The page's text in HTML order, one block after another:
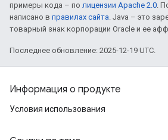
примеры кода – по лицензии Apache 2.0.
написано в правилах сайта. Java – это
товарный знак корпорации Oracle и ее
Последнее обновление: 2025-12-19 UTC.
Информация о продукте
Условия использования